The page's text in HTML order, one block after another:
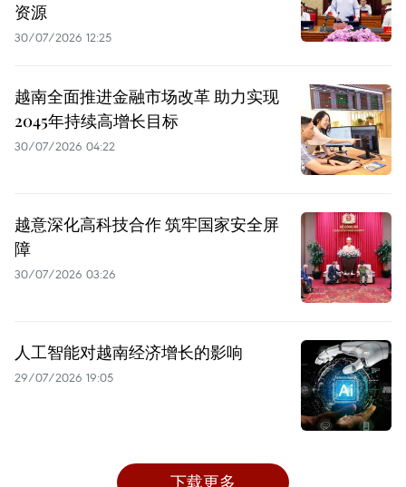
资源
30/07/2026 12:25
越南全面推进金融市场改革 助力实现
2045年持续高增长目标
30/07/2026 04:22
越意深化高科技合作 筑牢国家安全屏
障
30/07/2026 03:26
人工智能对越南经济增长的影响
29/07/2026 19:05
下载更多